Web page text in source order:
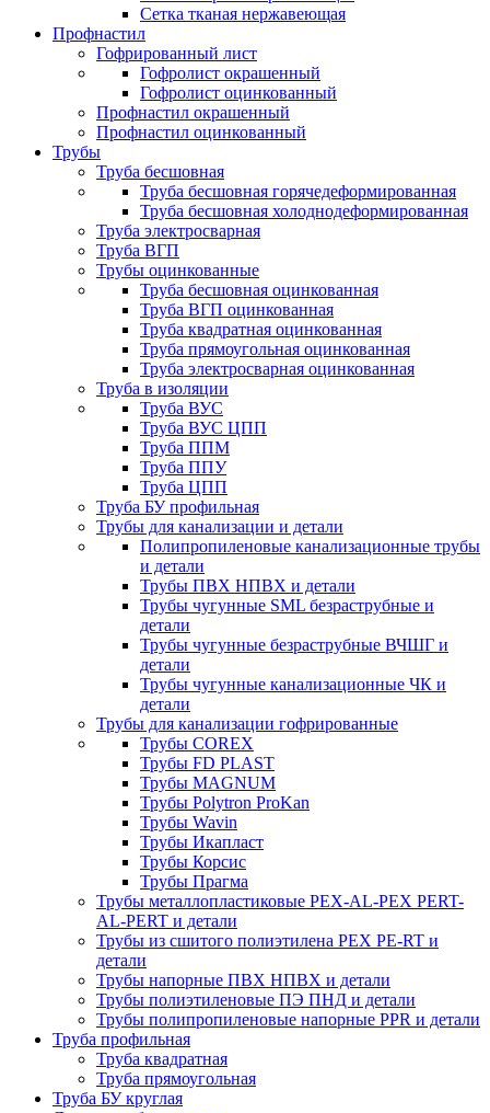
Сетка тканая нержавеющая
Профнастил
Гофрированный лист
Гофролист окрашенный
Гофролист оцинкованный
Профнастил окрашенный
Профнастил оцинкованный
Трубы
Труба бесшовная
Труба бесшовная горячедеформированная
Труба бесшовная холоднодеформированная
Труба электросварная
Труба ВГП
Трубы оцинкованные
Труба бесшовная оцинкованная
Труба ВГП оцинкованная
Труба квадратная оцинкованная
Труба прямоугольная оцинкованная
Труба электросварная оцинкованная
Труба в изоляции
Труба ВУС
Труба ВУС ЦПП
Труба ППМ
Труба ППУ
Труба ЦПП
Труба БУ профильная
Трубы для канализации и детали
Полипропиленовые канализационные трубы
и детали
Трубы ПВХ НПВХ и детали
Трубы чугунные SML безраструбные и
детали
Трубы чугунные безраструбные ВЧШГ и
детали
Трубы чугунные канализационные ЧК и
детали
Трубы для канализации гофрированные
Трубы COREX
Трубы FD PLAST
Трубы MAGNUM
Трубы Polytron ProKan
Трубы Wavin
Трубы Икапласт
Трубы Корсис
Трубы Прагма
Трубы металлопластиковые PEX-AL-PEX PERT-
AL-PERT и детали
Трубы из сшитого полиэтилена PEX PE-RT и
детали
Трубы напорные ПВХ НПВХ и детали
Трубы полиэтиленовые ПЭ ПНД и детали
Трубы полипропиленовые напорные PPR и детали
Труба профильная
Труба квадратная
Труба прямоугольная
Труба БУ круглая